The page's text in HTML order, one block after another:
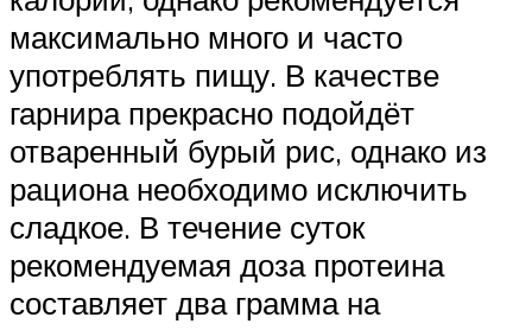
максимально много и часто
употреблять пищу. В качестве
гарнира прекрасно подойдёт
отваренный бурый рис, однако из
рациона необходимо исключить
сладкое. В течение суток
рекомендуемая доза протеина
составляет два грамма на